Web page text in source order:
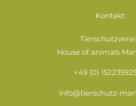
Kontakt
House of animals
+49 (0)
info@tierschutz-